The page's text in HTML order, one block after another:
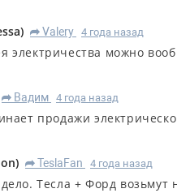
) R Valery 4 года назад
электричества можно
R Вадим 4 года назад
продажи
) R TeslaFan 4 года назад
Тесла + Форд возьмут